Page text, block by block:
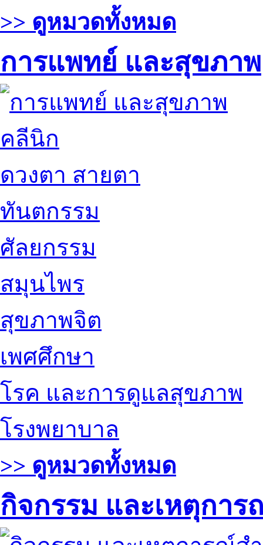
>> ดูหมวดทั้งหมด
การแพทย์ และสุขภาพ
คลีนิก
ดวงตา สายตา
ทันตกรรม
ศัลยกรรม
สมุนไพร
สุขภาพจิต
เพศศึกษา
โรค และการดูแลสุขภาพ
โรงพยาบาล
>> ดูหมวดทั้งหมด
กิจกรรม และเหตุกา